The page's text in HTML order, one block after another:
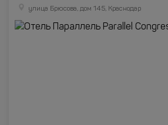
улица Брюсова, дом 145, Краснодар